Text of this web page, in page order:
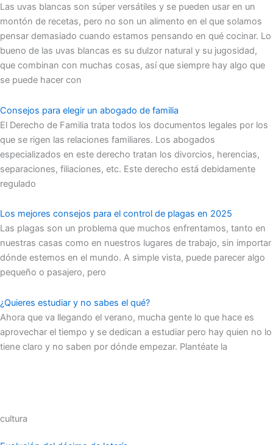
Las uvas blancas son súper versátiles y se pueden usar en un
montón de recetas, pero no son un alimento en el que solamos
pensar demasiado cuando estamos pensando en qué cocinar. Lo
bueno de las uvas blancas es su dulzor natural y su jugosidad,
que combinan con muchas cosas, así que siempre hay algo que
se puede hacer con
Consejos para elegir un abogado de familia
El Derecho de Familia trata todos los documentos legales por los
que se rigen las relaciones familiares. Los abogados
especializados en este derecho tratan los divorcios, herencias,
separaciones, filiaciones, etc. Este derecho está debidamente
regulado
Los mejores consejos para el control de plagas en 2025
Las plagas son un problema que muchos enfrentamos, tanto en
nuestras casas como en nuestros lugares de trabajo, sin importar
dónde estemos en el mundo. A simple vista, puede parecer algo
pequeño o pasajero, pero
¿Quieres estudiar y no sabes el qué?
Ahora que va llegando el verano, mucha gente lo que hace es
aprovechar el tiempo y se dedican a estudiar pero hay quien no lo
tiene claro y no saben por dónde empezar. Plantéate la
cultura